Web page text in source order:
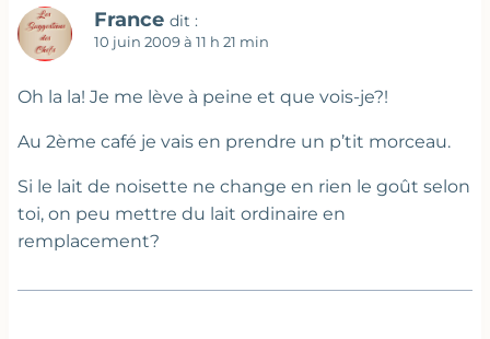
France dit :
10 juin 2009 à 11 h 21 min
Oh la la! Je me lève à peine et que vois-je?!
Au 2ème café je vais en prendre un p’tit morceau.
Si le lait de noisette ne change en rien le goût selon
toi, on peu mettre du lait ordinaire en
remplacement?